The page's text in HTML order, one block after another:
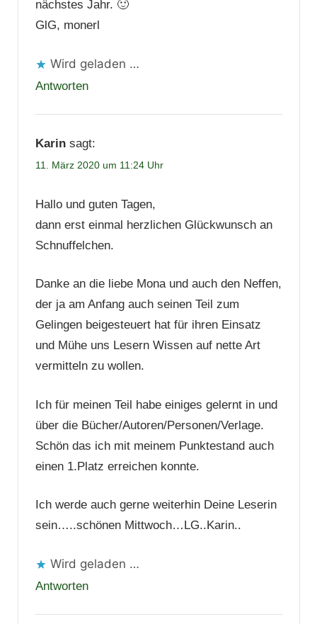
nächstes Jahr. 🙂
GlG, monerl
Wird geladen …
Antworten
Karin sagt:
11. März 2020 um 11:24 Uhr
Hallo und guten Tagen,
dann erst einmal herzlichen Glückwunsch an
Schnuffelchen.
Danke an die liebe Mona und auch den Neffen,
der ja am Anfang auch seinen Teil zum
Gelingen beigesteuert hat für ihren Einsatz
und Mühe uns Lesern Wissen auf nette Art
vermitteln zu wollen.
Ich für meinen Teil habe einiges gelernt in und
über die Bücher/Autoren/Personen/Verlage.
Schön das ich mit meinem Punktestand auch
einen 1.Platz erreichen konnte.
Ich werde auch gerne weiterhin Deine Leserin
sein…..schönen Mittwoch…LG..Karin..
Wird geladen …
Antworten